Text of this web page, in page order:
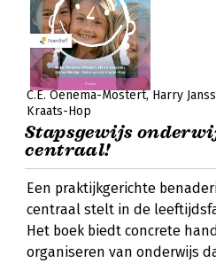
C.E. Oenema-Mostert Harry
Kraats-Hop
Stapsgewijs
centraal!
Een praktijkgerichte
centraal stelt in de
Het boek biedt concrete
organiseren van onderwijs